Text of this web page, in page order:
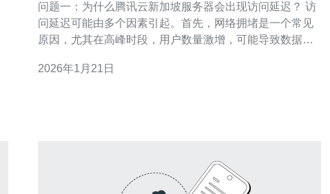
问题一：为什么腾讯云新加坡服务器会出现访问延迟？ 访
问延迟可能由多个因素引起。首先，网络拥堵是一个常见
原因，尤其在高峰时段，用户数量激增，可能导致数据传
足，也会影响到访问速度。此外，服务器的硬件性能和配
2026年1月21日